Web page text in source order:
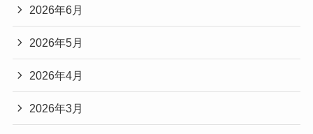
2026年6月
2026年5月
2026年4月
2026年3月